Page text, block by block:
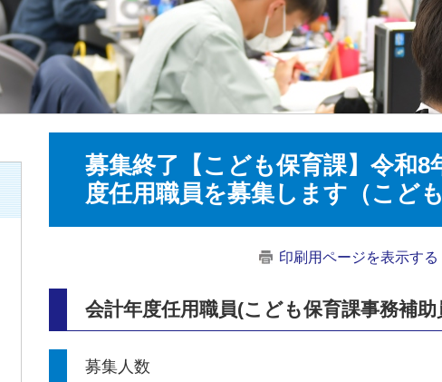
募集終了【こども保育課】令和
度任用職員を募集します（こど
印刷用ページを表示する
会計年度任用職員(こども保育課事務補助
募集人数